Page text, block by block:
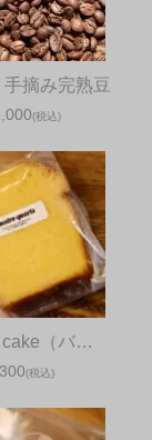
摘み完熟豆
(税込)
cake（バ…
(税込)